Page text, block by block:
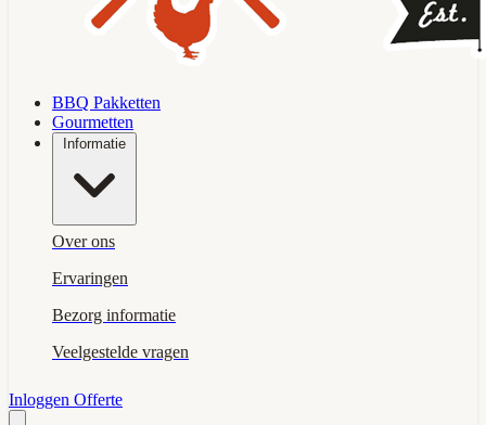
BBQ Pakketten
Gourmetten
Informatie
Over ons
Ervaringen
Bezorg informatie
Veelgestelde vragen
Inloggen Offerte